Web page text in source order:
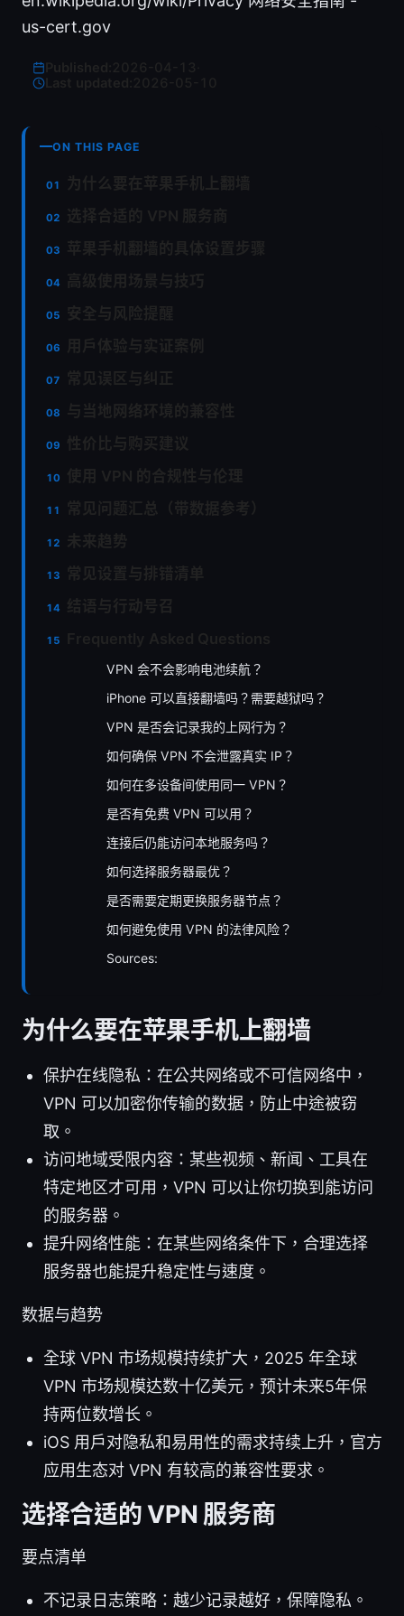
us-cert.gov
Last updated:
ON THIS PAGE
VPN 会不会影响电池续航？
iPhone 可以直接翻墙吗？需要越狱吗？
VPN 是否会记录我的上网行为？
如何确保 VPN 不会泄露真实 IP？
如何在多设备间使用同一 VPN？
是否有免费 VPN 可以用？
连接后仍能访问本地服务吗？
如何选择服务器最优？
是否需要定期更换服务器节点？
如何避免使用 VPN 的法律风险？
Sources:
为什么要在苹果手机上翻墙
保护在线隐私：在公共网络或不可信网络中，
VPN 可以加密你传输的数据，防止中途被窃
取。
访问地域受限内容：某些视频、新闻、工具在
特定地区才可用，VPN 可以让你切换到能访问
的服务器。
提升网络性能：在某些网络条件下，合理选择
服务器也能提升稳定性与速度。
数据与趋势
全球 VPN 市场规模持续扩大，2025 年全球
VPN 市场规模达数十亿美元，预计未来5年保
持两位数增长。
iOS 用户对隐私和易用性的需求持续上升，官方
应用生态对 VPN 有较高的兼容性要求。
选择合适的 VPN 服务商
要点清单
不记录日志策略：越少记录越好，保障隐私。